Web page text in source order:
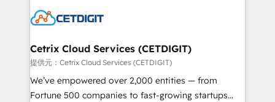
competitive market.
Impact Award 🏆2022 Technical Expertise Impact
Award 🏆2020 Elite Solutions Partner 🏆2019
Integrations HubSpot Impact Award 🏆2019
Marketing Enablement HubSpot Impact Award 🏆
2018 Website Design HubSpot Impact Award 🏆2017
Cetrix Cloud Services (CETDIGIT)
提供元：Cetrix Cloud Services (CETDIGIT)
We’ve empowered over 2,000 entities — from
Fortune 500 companies to fast-growing startups